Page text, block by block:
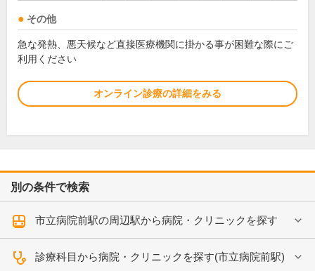
その他
急な発熱、悪天候など直接医療機関に掛かる事が困難な際にご
利用ください
オンライン診療の詳細をみる
別の条件で検索
市立病院前駅の周辺駅から病院・クリニックを探す
診療科目から病院・クリニックを探す(市立病院前駅)